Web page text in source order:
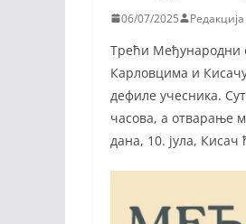
06/07/2025 Редакција
Трећи Међународни
Карловцима и
дефиле учесника.
часова, а отварање
дана, 10. јула,